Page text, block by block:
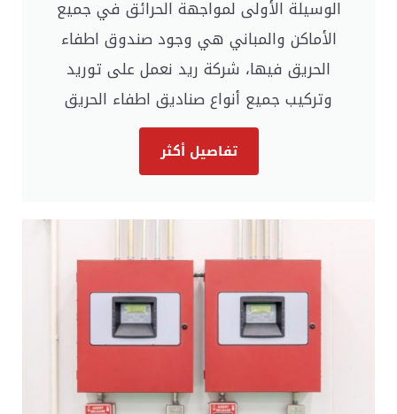
الوسيلة الأولى لمواجهة الحرائق في جميع
الأماكن والمباني هي وجود صندوق اطفاء
الحريق فيها، شركة ريد نعمل على توريد
وتركيب جميع أنواع صناديق اطفاء الحريق
تفاصيل أكثر